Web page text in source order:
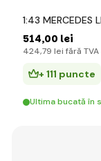
1:43 MERCEDES
514,00 lei
424,79 lei fără TVA
+ 111 puncte
Ultima bucată în